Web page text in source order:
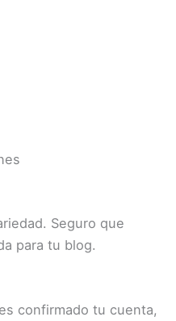
Seguro que
para tu blog.
confirmado tu cuenta,